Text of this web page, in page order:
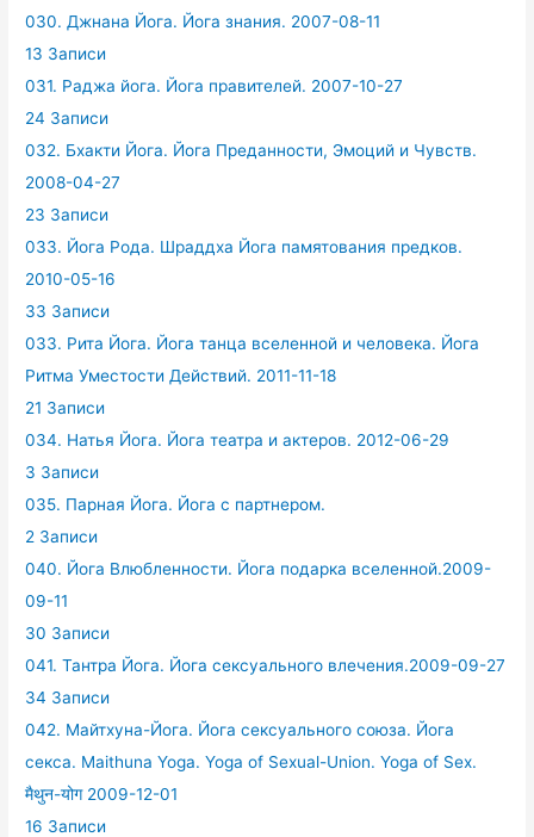
030. Джнана Йога. Йога знания. 2007-08-11
13 Записи
031. Раджа йога. Йога правителей. 2007-10-27
24 Записи
032. Бхакти Йога. Йога Преданности, Эмоций и Чувств.
2008-04-27
23 Записи
033. Йога Рода. Шраддха Йога памятования предков.
2010-05-16
33 Записи
033. Рита Йога. Йога танца вселенной и человека. Йога
Ритма Уместости Действий. 2011-11-18
21 Записи
034. Натья Йога. Йога театра и актеров. 2012-06-29
3 Записи
035. Парная Йога. Йога с партнером.
2 Записи
040. Йога Влюбленности. Йога подарка вселенной.2009-
09-11
30 Записи
041. Тантра Йога. Йога сексуального влечения.2009-09-27
34 Записи
042. Майтхуна-Йога. Йога сексуального союза. Йога
секса. Maithuna Yoga. Yoga of Sexual-Union. Yoga of Sex.
मैथुन-योग 2009-12-01
16 Записи